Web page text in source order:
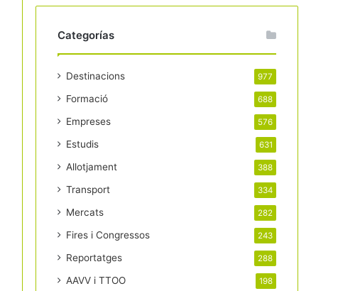
Categorías
Destinacions 977
Formació 688
Empreses 576
Estudis 631
Allotjament 388
Transport 334
Mercats 282
Fires i Congressos 243
Reportatges 288
AAVV i TTOO 198